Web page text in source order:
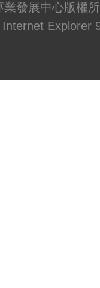
業發展中心版權
Explorer